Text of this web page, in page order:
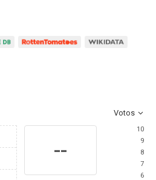
Votos
--
10
9
8
7
6